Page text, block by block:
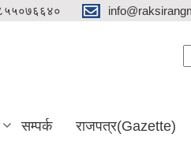
सम्पर्क राजपत्र(Gazette)